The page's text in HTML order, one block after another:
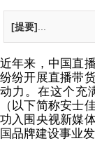
[提要]
近年来，中国直
纷纷开展直播带
动力。在这个充
（以下简称安士
功入围央视新媒
国品牌建设事业